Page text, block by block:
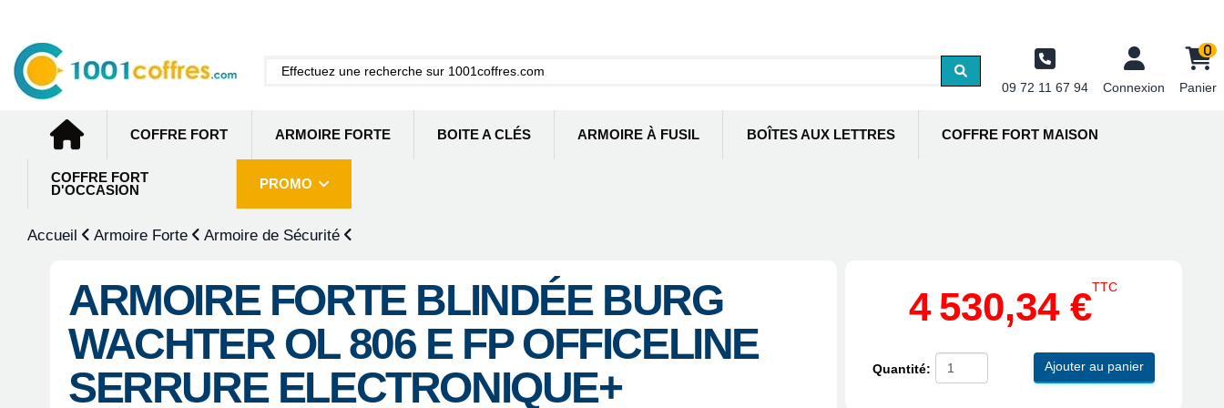
09 72 11 67 94 Connexion
0
Panier
COFFRE FORT ARMOIRE FORTE BOITE A CLÉS ARMOIRE À FUSIL BOÎTES AUX LETTRES COFFRE FORT MAISON
COFFRE FORT
D'OCCASION
PROMO
Accueil Armoire Forte Armoire de Sécurité
ARMOIRE FORTE BLINDÉE BURG
WACHTER OL 806 E FP OFFICELINE
SERRURE ELECTRONIQUE+
4 530,34 €TTC
Quantité: Ajouter au panier